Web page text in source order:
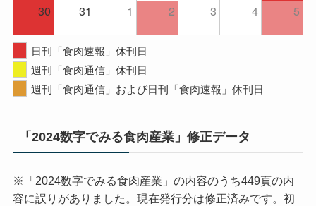
30
31 1 2 3 4 5
日刊「食肉速報」休刊日
週刊「食肉通信」休刊日
週刊「食肉通信」および日刊「食肉速報」休刊日
「2024数字でみる食肉産業」修正データ
※「2024数字でみる食肉産業」の内容のうち449頁の内
容に誤りがありました。現在発行分は修正済みです。初